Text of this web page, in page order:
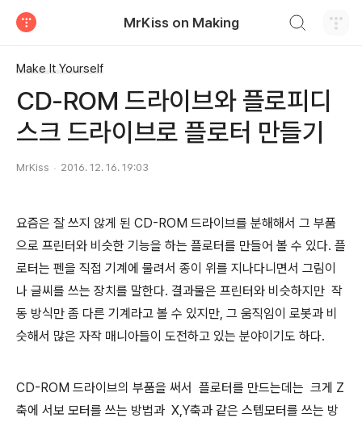
MrKiss on Making
Make It Yourself
CD-ROM 드라이브와 플로피디
스크 드라이브로 플로터 만들기
MrKiss 2016. 12. 16. 19:03
요즘은 잘 쓰지 않게 된 CD-ROM 드라이브를 분해해서 그 부품
으로 프린터와 비슷한 기능을 하는 플로터를 만들어 볼 수 있다. 플
로터는 펜을 직접 기계에 물려서 종이 위를 지나다니면서 그림이
나 글씨를 쓰는 장치를 말한다. 결과물은 프린터와 비슷하지만 작
동 방식만 좀 다른 기계라고 볼 수 있지만, 그 움직임이 로봇과 비
슷해서 많은 자작 매니아들이 도전하고 있는 분야이기도 하다.
CD-ROM 드라이브의 부품을 써서 플로터를 만드는데는 크게 Z
축에 서보 모터를 쓰는 방법과 X,Y축과 같은 스텝모터를 쓰는 방